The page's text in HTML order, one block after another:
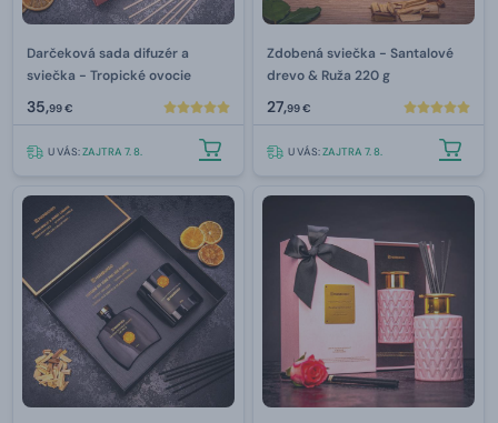
Darčeková sada difuzér a
sviečka - Tropické ovocie
35,99 €
U VÁS:ZAJTRA 7. 8.
Zdobená sviečka - Santalové
drevo & Ruža 220 g
27,99 €
U VÁS:ZAJTRA 7. 8.